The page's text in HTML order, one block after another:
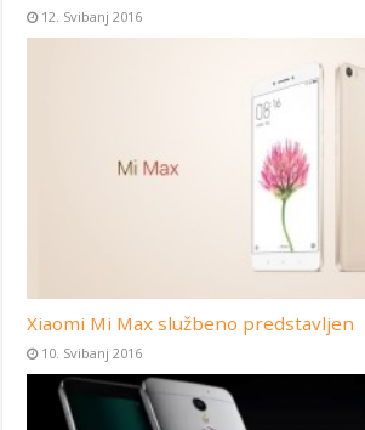
12. Svibanj 2016
Xiaomi Mi Max službeno predstavljen
10. Svibanj 2016